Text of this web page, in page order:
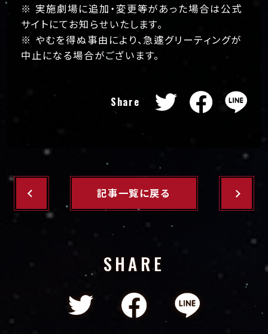
※ 実施劇場に追加・変更等があった場合は公式
サイトにてお知らせいたします。
※ やむを得ぬ事由により、急遽グリーティングが
中止になる場合がございます。
Share
記事一覧に戻る
SHARE